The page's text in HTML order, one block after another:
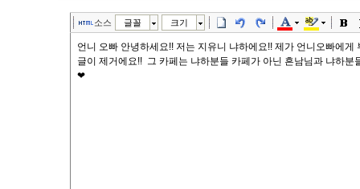
소스 글꼴 크기